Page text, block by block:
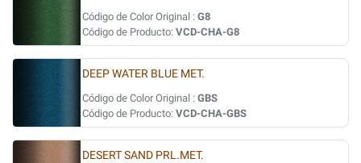
Código de Color Original : G8
Código de Producto: VCD-CHA-G8
DEEP WATER BLUE MET.
Código de Color Original : GBS
Código de Producto: VCD-CHA-GBS
DESERT SAND PRL.MET.